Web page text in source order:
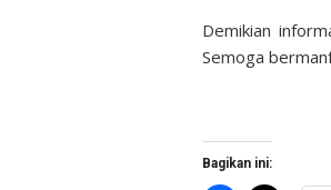
Demikian
Semoga
Bagikan ini: